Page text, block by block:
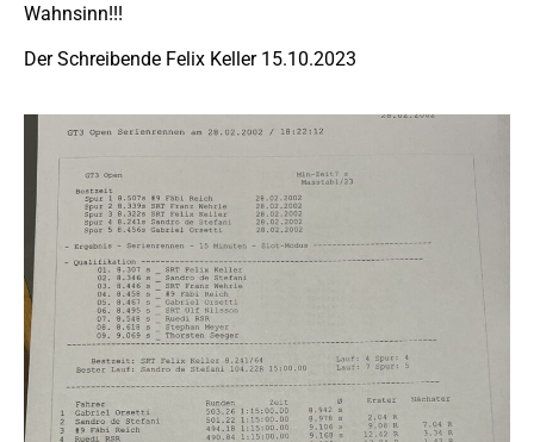
Wahnsinn!!!
Der Schreibende Felix Keller 15.10.2023